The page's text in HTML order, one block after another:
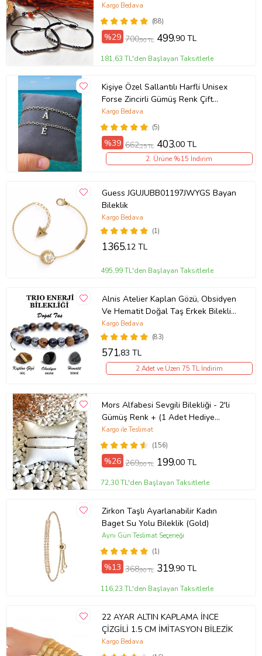
(88)
Kargo Bedava
%29 700,90 TL 499,90 TL
181,63 TL'den Başlayan Taksitlerle
Kişiye Özel Sallantılı Harfli Unisex
Forse Zincirli Gümüş Renk Çift
Bilekliği eck09c (Metal)
(5)
Kargo Bedava
%39 662,25 TL 403,00 TL
2. Ürüne %15 İndirim
Guess JGUJUBB01197JWYGS Bayan
Bileklik
(1)
Kargo Bedava
1365,12 TL
495,99 TL'den Başlayan Taksitlerle
Alnis Atelier Kaplan Gözü, Obsidyen
Ve Hematit Doğal Taş Erkek Bileklik
(KAHVE-BRONZ)
(83)
Kargo Bedava
571,83 TL
2 Adet ve Üzeri 75 TL İndirim
Mors Alfabesi Sevgili Bilekliği - 2'li
Gümüş Renk + (1 Adet Hediye
Bileklik)
(156)
Kargo ile Teslimat
%26 269,00 TL 199,00 TL
72,30 TL'den Başlayan Taksitlerle
Zirkon Taşlı Ayarlanabilir Kadın
Baget Su Yolu Bileklik (Gold)
(1)
Aynı Gün Teslimat Seçeneği
%13 368,90 TL 319,90 TL
116,23 TL'den Başlayan Taksitlerle
22 AYAR ALTIN KAPLAMA İNCE
ÇİZGİLİ 1.5 CM İMİTASYON BİLEZİK
Kargo Bedava